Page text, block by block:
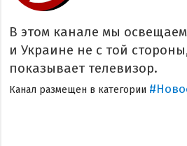
В этом канале мы
и Украине не с той
показывает телевизор.
Канал размещен в категории